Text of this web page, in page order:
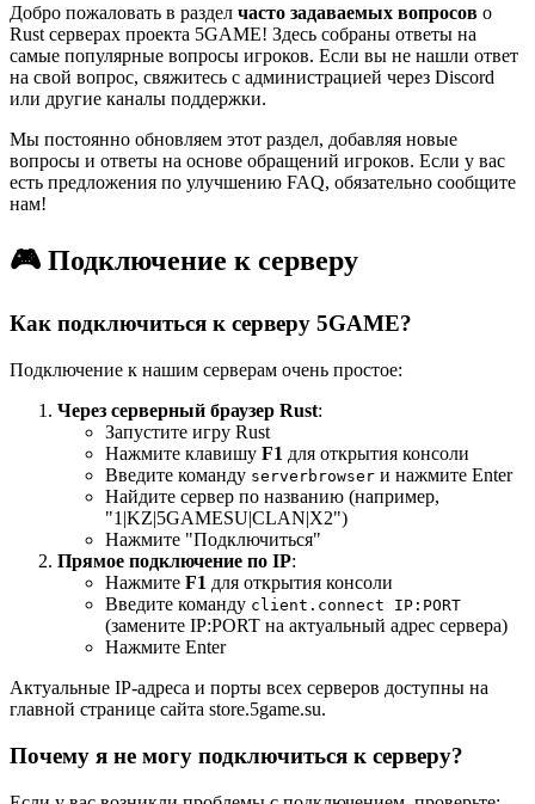
Добро пожаловать в раздел часто задаваемых вопросов о
Rust серверах проекта 5GAME! Здесь собраны ответы на
самые популярные вопросы игроков. Если вы не нашли ответ
на свой вопрос, свяжитесь с администрацией через Discord
или другие каналы поддержки.
Мы постоянно обновляем этот раздел, добавляя новые
вопросы и ответы на основе обращений игроков. Если у вас
есть предложения по улучшению FAQ, обязательно сообщите
нам!
🎮 Подключение к серверу
Как подключиться к серверу 5GAME?
Подключение к нашим серверам очень простое:
Через серверный браузер Rust:
Запустите игру Rust
Нажмите клавишу F1 для открытия консоли
Введите команду serverbrowser и нажмите Enter
Найдите сервер по названию (например,
"1|KZ|5GAMESU|CLAN|X2")
Нажмите "Подключиться"
Прямое подключение по IP:
Нажмите F1 для открытия консоли
Введите команду client.connect IP:PORT
(замените IP:PORT на актуальный адрес сервера)
Нажмите Enter
Актуальные IP-адреса и порты всех серверов доступны на
главной странице сайта store.5game.su.
Почему я не могу подключиться к серверу?